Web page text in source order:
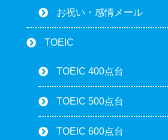
お祝い・感情メール
TOEIC
TOEIC 400点台
TOEIC 500点台
TOEIC 600点台